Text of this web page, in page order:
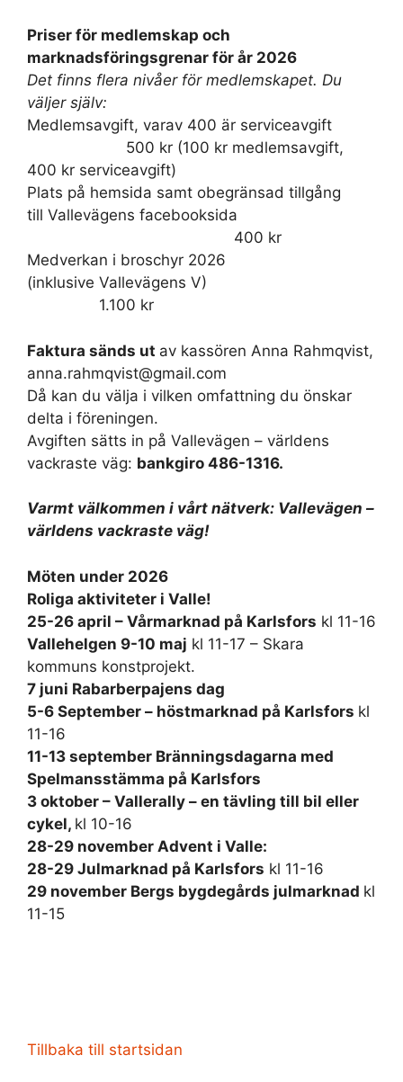
Priser för medlemskap och
marknadsföringsgrenar för år 2026
Det finns flera nivåer för medlemskapet. Du
väljer själv:
Medlemsavgift, varav 400 är serviceavgift
500 kr (100 kr medlemsavgift,
400 kr serviceavgift)
Plats på hemsida samt obegränsad tillgång
till Vallevägens facebooksida
400 kr
Medverkan i broschyr 2026
(inklusive Vallevägens V)
1.100 kr
Faktura sänds ut av kassören Anna Rahmqvist,
anna.rahmqvist@gmail.com
Då kan du välja i vilken omfattning du önskar
delta i föreningen.
Avgiften sätts in på Vallevägen – världens
vackraste väg: bankgiro 486-1316.
Varmt välkommen i vårt nätverk: Vallevägen –
världens vackraste väg!
Möten under 2026
Roliga aktiviteter i Valle!
25-26 april – Vårmarknad på Karlsfors kl 11-16
Vallehelgen 9-10 maj kl 11-17 – Skara
kommuns konstprojekt.
7 juni Rabarberpajens dag
5-6 September – höstmarknad på Karlsfors kl
11-16
11-13 september Bränningsdagarna med
Spelmansstämma på Karlsfors
3 oktober – Vallerally – en tävling till bil eller
cykel, kl 10-16
28-29 november Advent i Valle:
28-29 Julmarknad på Karlsfors kl 11-16
29 november Bergs bygdegårds julmarknad kl
11-15
Tillbaka till startsidan